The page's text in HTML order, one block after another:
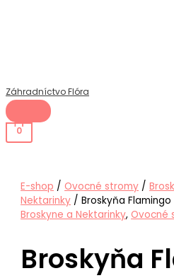
Záhradníctvo Flóra
0
E-shop / Ovocné stromy /
Nektarinky / Broskyňa Flamingo
Broskyne a Nektarinky, Ovocné
Broskyňa